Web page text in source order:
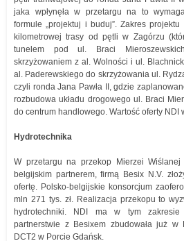
jaka wpłynęła w przetargu na to
formule „projektuj i buduj”. Zakres
kilometrowej trasy od pętli w Zagórzu
tunelem pod ul. Braci
skrzyżowaniem z al. Wolności i ul.
al. Paderewskiego do skrzyżowania ul.
czyli ronda Jana Pawła II, gdzie
rozbudowa układu drogowego ul. Braci
do centrum handlowego. Wartość oferty NDI
Hydrotechnika
W przetargu na przekop Mierzei
belgijskim partnerem, firmą Besix N.V.
ofertę. Polsko-belgijskie konsorcjum
mln 271 tys. zł. Realizacja przekopu to
hydrotechniki. NDI ma w tym zakresie
partnerstwie z Besixem zbudowała już w
DCT2 w Porcie Gdańsk.